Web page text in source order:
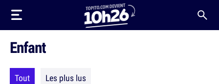
Enfant
Tout Les plus lus